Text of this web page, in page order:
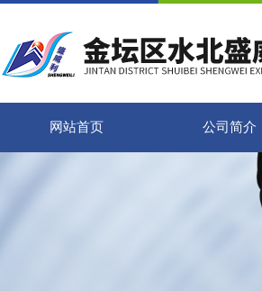
网站首页 公司简介